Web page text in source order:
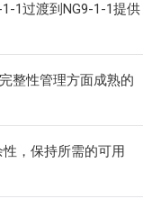
1过渡到NG9-1-1提供
整性管理方面成熟的
，保持所需的可用